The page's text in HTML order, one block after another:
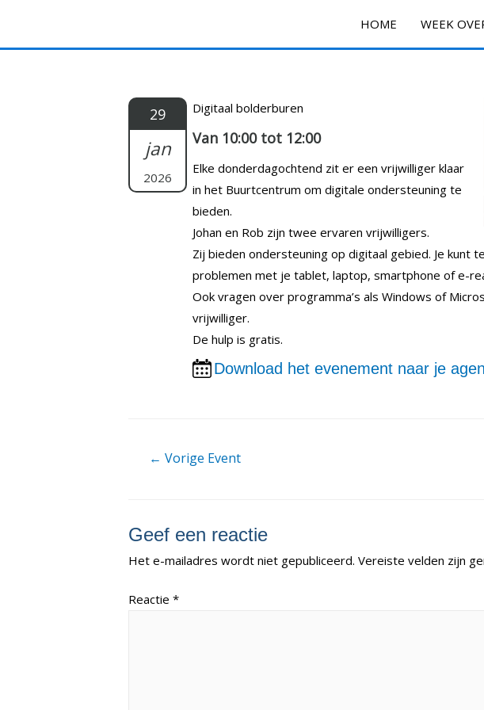
inhoud
HOME WEEK
29
jan
2026
Digitaal bolderburen
Van 10:00 tot 12:00
Elke donderdagochtend zit er een vrijwilliger klaar
in het Buurtcentrum om digitale ondersteuning te
bieden.
Johan en Rob zijn twee ervaren vrijwilligers.
Zij bieden ondersteuning op digitaal gebied. Je kunt
problemen met je tablet, laptop, smartphone of e-
Ook vragen over programma’s als Windows of
vrijwilliger.
De hulp is gratis.
Download het evenement naar je
Berichtnavigatie
← Vorige Event
Geef een reactie
Het e-mailadres wordt niet gepubliceerd. Vereiste velden zijn
Reactie *